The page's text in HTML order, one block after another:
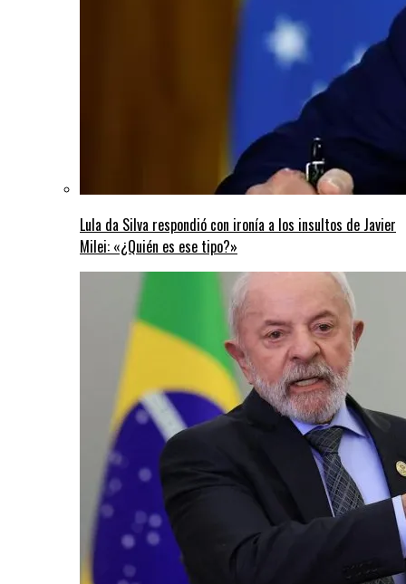
Lula da Silva respondió con ironía a los insultos de Javier
Milei: «¿Quién es ese tipo?»